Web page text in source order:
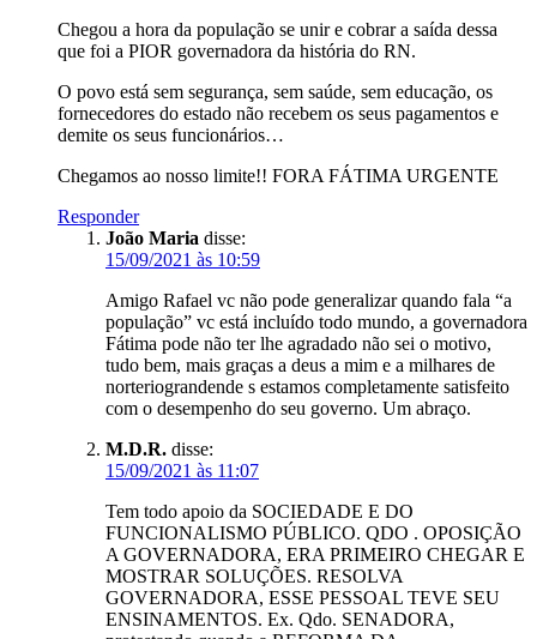
Chegou a hora da população se unir e cobrar a saída dessa
que foi a PIOR governadora da história do RN.
O povo está sem segurança, sem saúde, sem educação, os
fornecedores do estado não recebem os seus pagamentos e
demite os seus funcionários…
Chegamos ao nosso limite!! FORA FÁTIMA URGENTE
Responder
João Maria disse:
15/09/2021 às 10:59
Amigo Rafael vc não pode generalizar quando fala “a
população” vc está incluído todo mundo, a governadora
Fátima pode não ter lhe agradado não sei o motivo,
tudo bem, mais graças a deus a mim e a milhares de
norteriograndende s estamos completamente satisfeito
com o desempenho do seu governo. Um abraço.
M.D.R. disse:
15/09/2021 às 11:07
Tem todo apoio da SOCIEDADE E DO
FUNCIONALISMO PÚBLICO. QDO . OPOSIÇÃO
A GOVERNADORA, ERA PRIMEIRO CHEGAR E
MOSTRAR SOLUÇÕES. RESOLVA
GOVERNADORA, ESSE PESSOAL TEVE SEU
ENSINAMENTOS. Ex. Qdo. SENADORA,